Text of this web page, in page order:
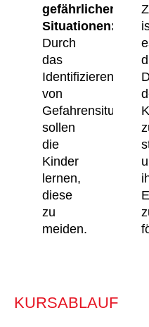
gefährlicher
Situationen:
Durch
das
Identifizieren
von
sollen
die
Kinder
lernen,
diese
zu
meiden.
KURSABLAUF